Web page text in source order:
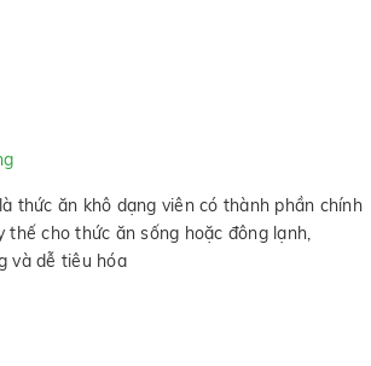
thức ăn khô dạng viên có thành phần chính
thế cho thức ăn sống hoặc đông lạnh,
và dễ tiêu hóa